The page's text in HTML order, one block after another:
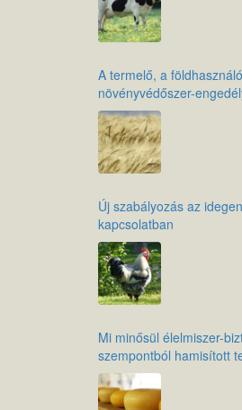
A termelő, a
növényvédőszer-
kötelezettségei az
érdekében
Új szabályozás az
kapcsolatban
Mi minősül élelmiszer-
szempontból hamisított